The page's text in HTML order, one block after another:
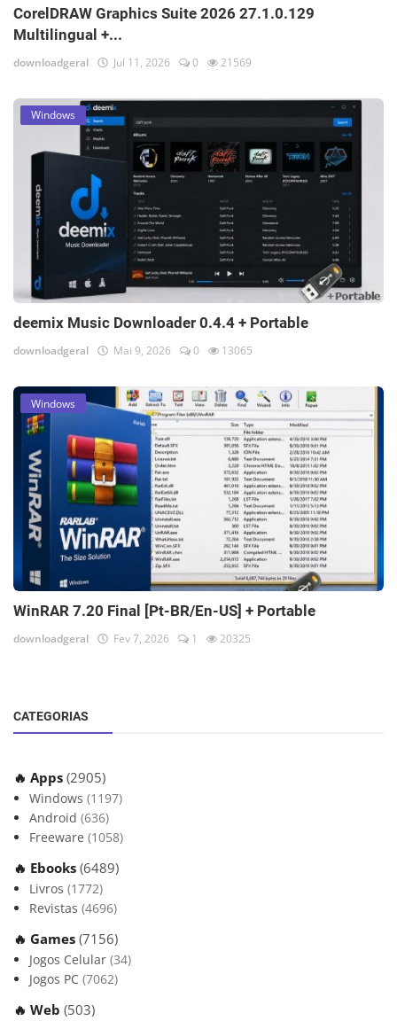
CorelDRAW Graphics Suite 2026 27.1.0.129
Multilingual +...
downloadgeral Jul 11, 2026 0 21569
Windows
deemix Music Downloader 0.4.4 + Portable
downloadgeral Mai 9, 2026 0 13065
Windows
WinRAR 7.20 Final [Pt-BR/En-US] + Portable
downloadgeral Fev 7, 2026 1 20325
CATEGORIAS
🔥 Apps (2905)
Windows (1197)
Android (636)
Freeware (1058)
🔥 Ebooks (6489)
Livros (1772)
Revistas (4696)
🔥 Games (7156)
Jogos Celular (34)
Jogos PC (7062)
🔥 Web (503)